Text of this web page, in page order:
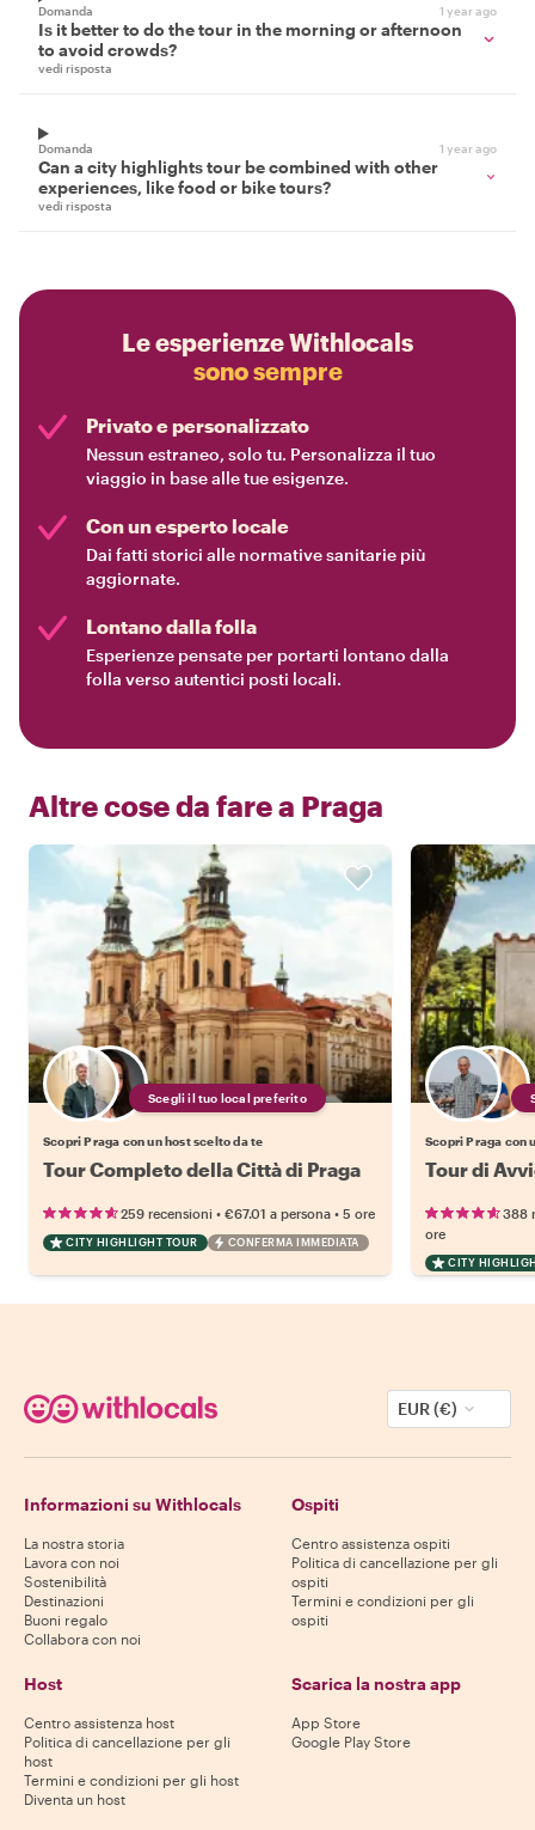
Domanda 1 year ago
Is it better to do the tour in the morning or afternoon
to avoid crowds?
vedi risposta
Domanda 1 year ago
Can a city highlights tour be combined with other
experiences, like food or bike tours?
vedi risposta
Le esperienze Withlocals
sono sempre
Privato e personalizzato
Nessun estraneo, solo tu. Personalizza il tuo
viaggio in base alle tue esigenze.
Con un esperto locale
Dai fatti storici alle normative sanitarie più
aggiornate.
Lontano dalla folla
Esperienze pensate per portarti lontano dalla
folla verso autentici posti locali.
Altre cose da fare a Praga
Scegli il tuo local preferito
Scopri Praga con un host scelto da te
Tour Completo della Città di Praga
259 recensioni • €67.01 a persona • 5 ore
CITY HIGHLIGHT TOUR CONFERMA IMMEDIATA
Scopri Praga con
Tour di
388
ore
CITY
EUR (€)
Informazioni su Withlocals
La nostra storia
Lavora con noi
Sostenibilità
Destinazioni
Buoni regalo
Collabora con noi
Ospiti
Centro assistenza ospiti
Politica di cancellazione per gli
ospiti
Termini e condizioni per gli
ospiti
Host
Centro assistenza host
Politica di cancellazione per gli
host
Termini e condizioni per gli host
Diventa un host
Scarica la nostra app
App Store
Google Play Store